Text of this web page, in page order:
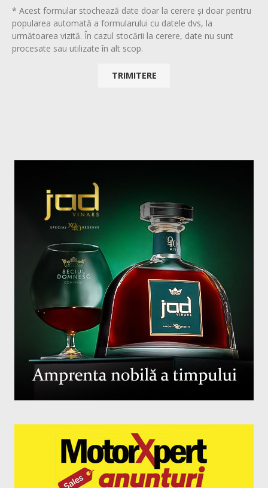
* Acest formular stochează date doar la cerere și doar pentru
popularea automată a formularului cu datele dvs, la
următoarea vizită. În cazul stocării la cerere, date nu sunt
procesate sau utilizate în alt scop.